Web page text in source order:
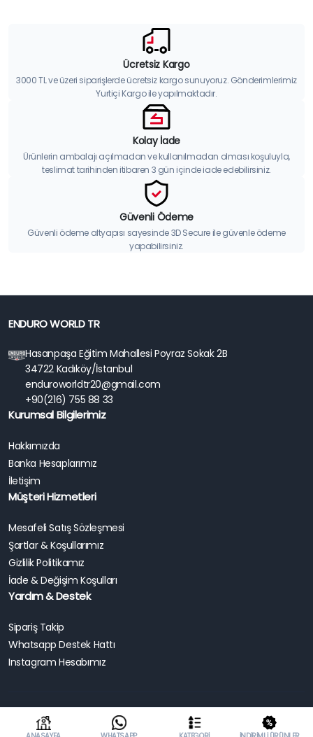
Ücretsiz Kargo
3000 TL ve üzeri siparişlerde ücretsiz kargo sunuyoruz. Gönderimlerimiz
Yurtiçi Kargo ile yapılmaktadır.
Kolay İade
Ürünlerin ambalajı açılmadan ve kullanılmadan olması koşuluyla,
teslimat tarihinden itibaren 3 gün içinde iade edebilirsiniz.
Güvenli Ödeme
Güvenli ödeme altyapısı sayesinde 3D Secure ile güvenle ödeme
yapabilirsiniz.
ENDURO WORLD TR
Hasanpaşa Eğitim Mahallesi Poyraz Sokak 2B
34722 Kadıköy/İstanbul
enduroworldtr20@gmail.com
+90(216) 755 88 33
Kurumsal Bilgilerimiz
Hakkımızda
Banka Hesaplarımız
İletişim
Müşteri Hizmetleri
Mesafeli Satış Sözleşmesi
Şartlar & Koşullarımız
Gizlilik Politikamız
İade & Değişim Koşulları
Yardım & Destek
Sipariş Takip
Whatsapp Destek Hattı
Instagram Hesabımız
Copyright 2025 | Enduro World TR . Tüm Hakları Saklıdır.